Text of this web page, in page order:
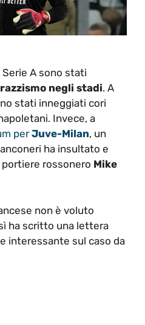
A sono stati
razzismo negli stadi. A
stati inneggiati cori
Invece, a
perJuve-Milan, un
ha insultato e
rossonero Mike
non è voluto
ha scritto una lettera
interessante sul caso da